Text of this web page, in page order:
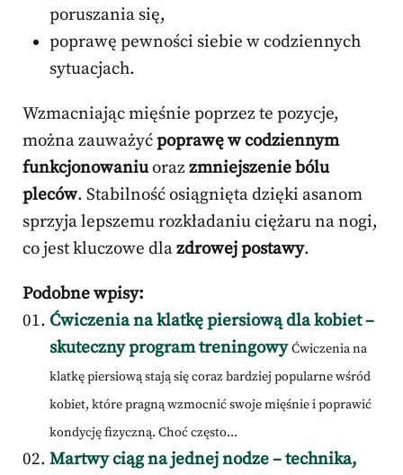
poruszania się,
poprawę pewności siebie w codziennych
sytuacjach.
Wzmacniając mięśnie poprzez te pozycje,
można zauważyćpoprawę w codziennym
funkcjonowaniuorazzmniejszenie bólu
pleców. Stabilność osiągnięta dzięki asanom
sprzyja lepszemu rozkładaniu ciężaru na nogi,
co jest kluczowe dlazdrowej postawy.
Podobne wpisy:
Ćwiczenia na klatkę piersiową dla kobiet –
skuteczny program treningowy Ćwiczenia na
klatkę piersiową stają się coraz bardziej popularne wśród
kobiet, które pragną wzmocnić swoje mięśnie i poprawić
kondycję fizyczną. Choć często...
Martwy ciąg na jednej nodze – technika,